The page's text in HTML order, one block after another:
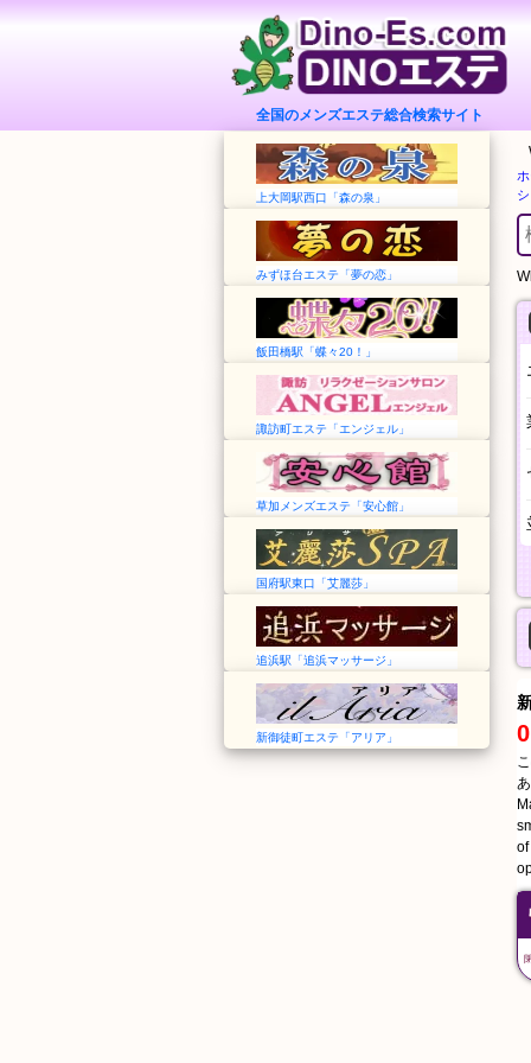
全国のメンズエステ総合検索サイト
上大岡駅西口「森の泉」
みずほ台エステ「夢の恋」
飯田橋駅「蝶々20！」
諏訪町エステ「エンジェル」
草加メンズエステ「安心館」
国府駅東口「艾麗莎」
追浜駅「追浜マッサージ」
新御徒町エステ「アリア」 0